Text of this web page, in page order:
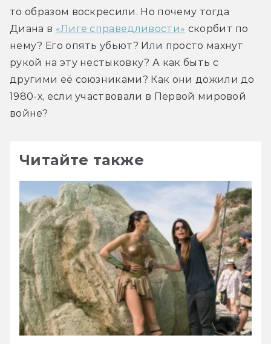
то образом воскресили. Но почему тогда
Диана в «Лиге справедливости» скорбит по
нему? Его опять убьют? Или просто махнут
рукой на эту нестыковку? А как быть с
другими её союзниками? Как они дожили до
1980-х, если участвовали в Первой мировой
войне?
Читайте также